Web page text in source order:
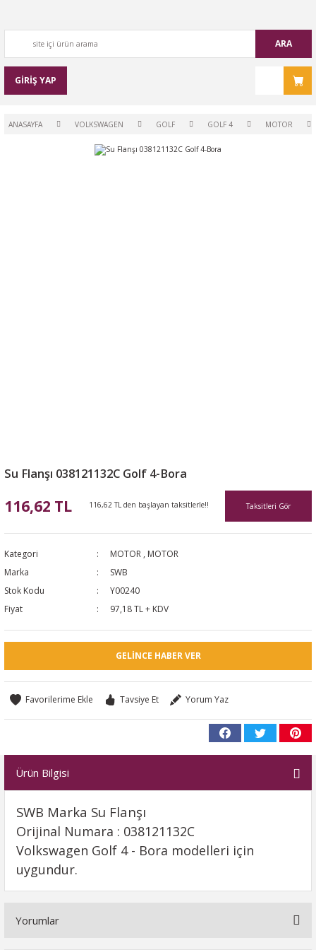
ARA
GİRİŞ YAP
ANASAYFA VOLKSWAGEN GOLF GOLF 4 MOTOR
Su Flanşı 038121132C Golf 4-Bora
116,62 TL 116,62 TL den başlayan taksitlerle!! Taksitleri Gör
Kategori MOTOR , MOTOR
Marka
SWB
Stok Kodu
Y00240
Fiyat
97,18 TL + KDV
GELINCE HABER VER
Tavsiye Et Yorum Yaz
Ürün Bilgisi
SWB Marka Su Flanşı
Orijinal Numara : 038121132C
Volkswagen Golf 4 - Bora modelleri için
uygundur.
Yorumlar